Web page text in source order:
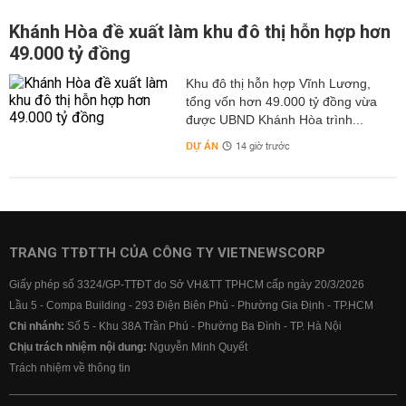
Khánh Hòa đề xuất làm khu đô thị hỗn hợp hơn
49.000 tỷ đồng
Khu đô thị hỗn hợp Vĩnh Lương,
tổng vốn hơn 49.000 tỷ đồng vừa
được UBND Khánh Hòa trình...
DỰ ÁN 14 giờ trước
TRANG TTĐTTH CỦA CÔNG TY VIETNEWSCORP
Giấy phép số 3324/GP-TTĐT do Sở VH&TT TPHCM cấp ngày 20/3/2026
Lầu 5 - Compa Building - 293 Điện Biên Phủ - Phường Gia Định - TP.HCM
Chi nhánh: Số 5 - Khu 38A Trần Phú - Phường Ba Đình - TP. Hà Nội
Chịu trách nhiệm nội dung: Nguyễn Minh Quyết
Trách nhiệm về thông tin